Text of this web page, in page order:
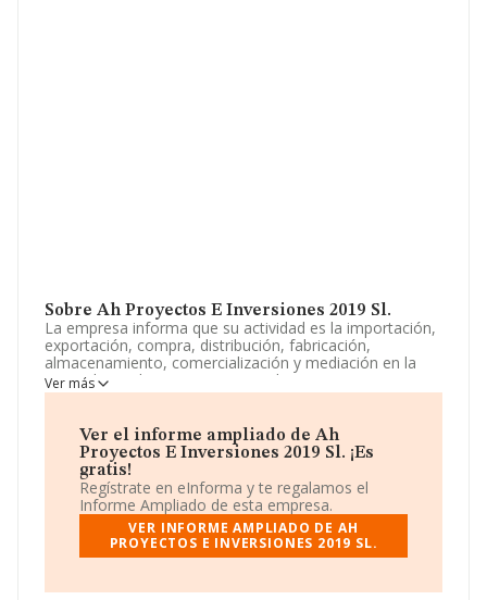
Sobre Ah Proyectos E Inversiones 2019 Sl.
La empresa informa que su actividad es la importación,
exportación, compra, distribución, fabricación,
almacenamiento, comercialización y mediación en la
venta de productos sanitarios y de materias primas
empleadas en la elaboración de productos sanitarios,
prescripción médica o facultativa. La empresa está
registrada como Sociedad Limitada. Tiene CNAE: 4646 -
'Comercio al por mayor de productos farmacéuticos'. La
compañía es importadora y exportadora.
La sociedad españolaAh Proyectos e Inversiones
, con número de identificación fiscal
B02950244, se encuentra en Calle De La Junta De
de Boadilla Del Monte, Madrid.
Ver más
Ver el informe ampliado de Ah
Proyectos E Inversiones 2019 Sl. ¡Es
gratis!
Regístrate en eInforma y te regalamos el
Informe Ampliado de esta empresa.
VER INFORME AMPLIADO DE AH
PROYECTOS E INVERSIONES 2019 SL.